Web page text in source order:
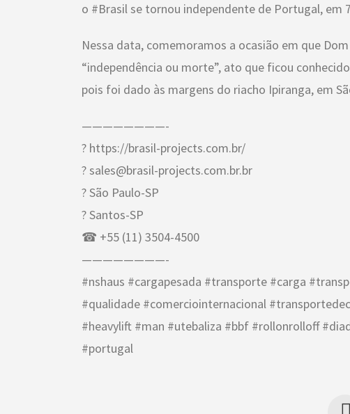
o #Brasil se tornou independente de Portugal, em
Nessa data, comemoramos a ocasião em que
“independência ou morte”, ato que ficou
pois foi dado às margens do riacho Ipiranga, em
————————-
? https://brasil-projects.com.br/
? sales@brasil-projects.com.br.br
? São Paulo-SP
? Santos-SP
☎ +55 (11) 3504-4500
————————-
#nshaus #cargapesada #transporte #carga
#qualidade #comerciointernacional
#heavylift #man #utebaliza #bbf #rollonrolloff
#portugal